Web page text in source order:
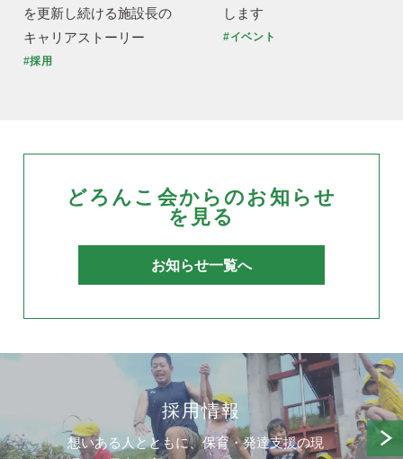
を更新し続ける施設長の
キャリアストーリー
#採用
します
#イベント
どろんこ会からのお知らせ
を見る
お知らせ一覧へ
採用情報
想いある人とともに、保育・発達支援の現